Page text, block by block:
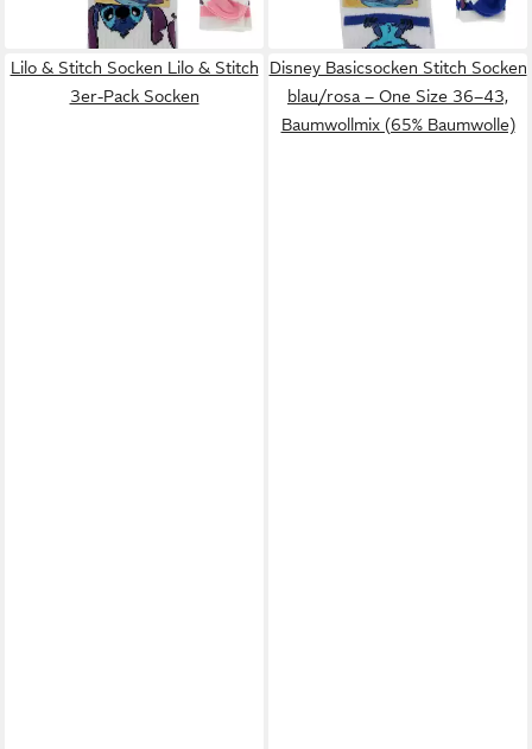
Baumwollmischung Weiß (2-
Baumwollmischung Weiß (2-
Lilo & Stitch Socken Lilo & Stitch
3er-Pack Socken
Disney Basicsocken Stitch Socken
blau/rosa – One Size 36–43,
Baumwollmix (65% Baumwolle)